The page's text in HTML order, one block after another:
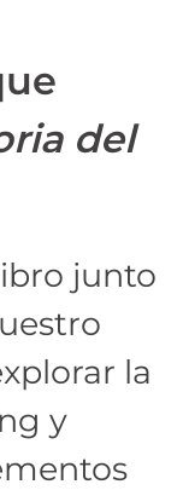
del
junto
la
y